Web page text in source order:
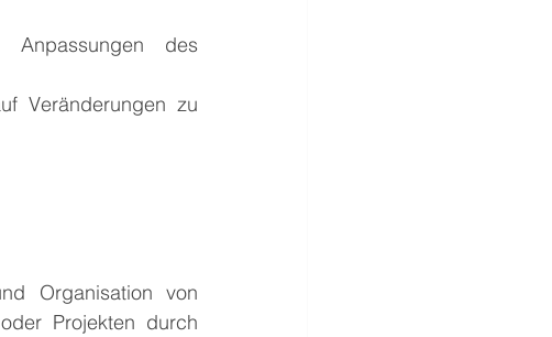
Anpassungen des
Veränderungen zu
Organisation von
Projekten durch